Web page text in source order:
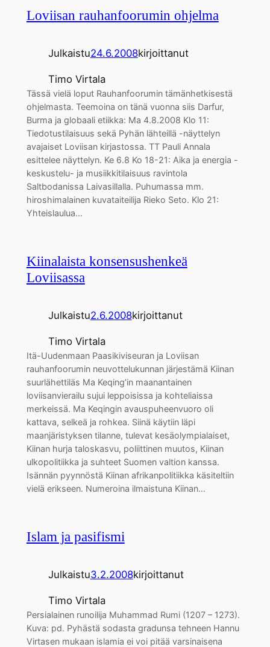
Loviisan rauhanfoorumin ohjelma
Julkaistu24.6.2008kirjoittanut
Timo Virtala
Tässä vielä loput Rauhanfoorumin tämänhetkisestä
ohjelmasta. Teemoina on tänä vuonna siis Darfur,
Burma ja globaali etiikka: Ma 4.8.2008 Klo 11:
Tiedotustilaisuus sekä Pyhän lähteillä -näyttelyn
avajaiset Loviisan kirjastossa. TT Pauli Annala
esittelee näyttelyn. Ke 6.8 Ko 18-21: Aika ja energia -
keskustelu- ja musiikkitilaisuus ravintola
Saltbodanissa Laivasillalla. Puhumassa mm.
hiroshimalainen kuvataiteilija Rieko Seto. Klo 21:
Yhteislaulua…
Kiinalaista konsensushenkeä
Loviisassa
Julkaistu2.6.2008kirjoittanut
Timo Virtala
Itä-Uudenmaan Paasikiviseuran ja Loviisan
rauhanfoorumin neuvottelukunnan järjestämä Kiinan
suurlähettiläs Ma Keqing’in maanantainen
loviisanvierailu sujui leppoisissa ja kohteliaissa
merkeissä. Ma Keqingin avauspuheenvuoro oli
kattava, selkeä ja rohkea. Siinä käytiin läpi
maanjäristyksen tilanne, tulevat kesäolympialaiset,
Kiinan hurja taloskasvu, poliittinen muutos, Kiinan
ulkopolitiikka ja suhteet Suomen valtion kanssa.
Isännän pyynnöstä Kiinan afrikanpolitiikka käsiteltiin
vielä erikseen. Numeroina ilmaistuna Kiinan…
Islam ja pasifismi
Julkaistu3.2.2008kirjoittanut
Timo Virtala
Persialainen runoilija Muhammad Rumi (1207 – 1273).
Kuva: pd. Pyhästä sodasta gradunsa tehneen Hannu
Virtasen mukaan islamia ei voi pitää varsinaisena